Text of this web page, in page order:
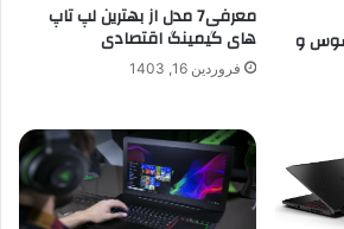
و
معرفی7 مدل از بهترین لپ تاپ
های گیمینگ اقتصادی
فروردین 16, 1403